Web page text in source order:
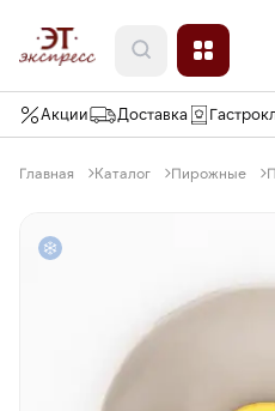
Акции Доставка
Главная Каталог Пирожные